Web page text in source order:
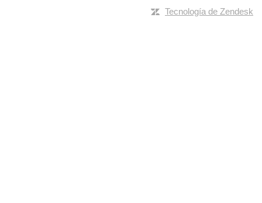
Tecnología de Zendesk